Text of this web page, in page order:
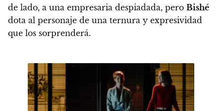
de lado, a una empresaria despiadada, pero Bishé
dota al personaje de una ternura y expresividad
que los sorprenderá.